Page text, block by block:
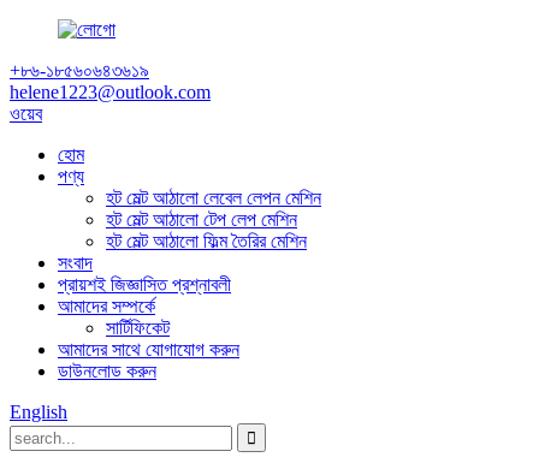
+৮৬-১৮৫৬০৬৪৩৬১৯
helene1223@outlook.com
ওয়েব
হোম
পণ্য
হট মেল্ট আঠালো লেবেল লেপন মেশিন
হট মেল্ট আঠালো টেপ লেপ মেশিন
হট মেল্ট আঠালো ফিল্ম তৈরির মেশিন
সংবাদ
প্রায়শই জিজ্ঞাসিত প্রশ্নাবলী
আমাদের সম্পর্কে
সার্টিফিকেট
আমাদের সাথে যোগাযোগ করুন
ডাউনলোড করুন
English